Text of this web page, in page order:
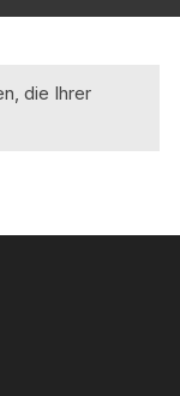
die Ihrer